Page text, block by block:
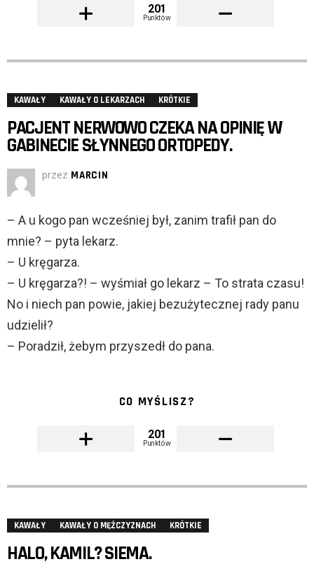
201
Punktów
KAWAŁY KAWAŁY O LEKARZACH KRÓTKIE
PACJENT NERWOWO CZEKA NA OPINIĘ W
GABINECIE SŁYNNEGO ORTOPEDY.
przez MARCIN
– A u kogo pan wcześniej był, zanim trafił pan do
mnie? – pyta lekarz.
– U kręgarza.
– U kręgarza?! – wyśmiał go lekarz – To strata czasu!
No i niech pan powie, jakiej bezużytecznej rady panu
udzielił?
– Poradził, żebym przyszedł do pana.
CO MYŚLISZ?
201
Punktów
KAWAŁY KAWAŁY O MĘŻCZYZNACH KRÓTKIE
HALO, KAMIL? SIEMA.